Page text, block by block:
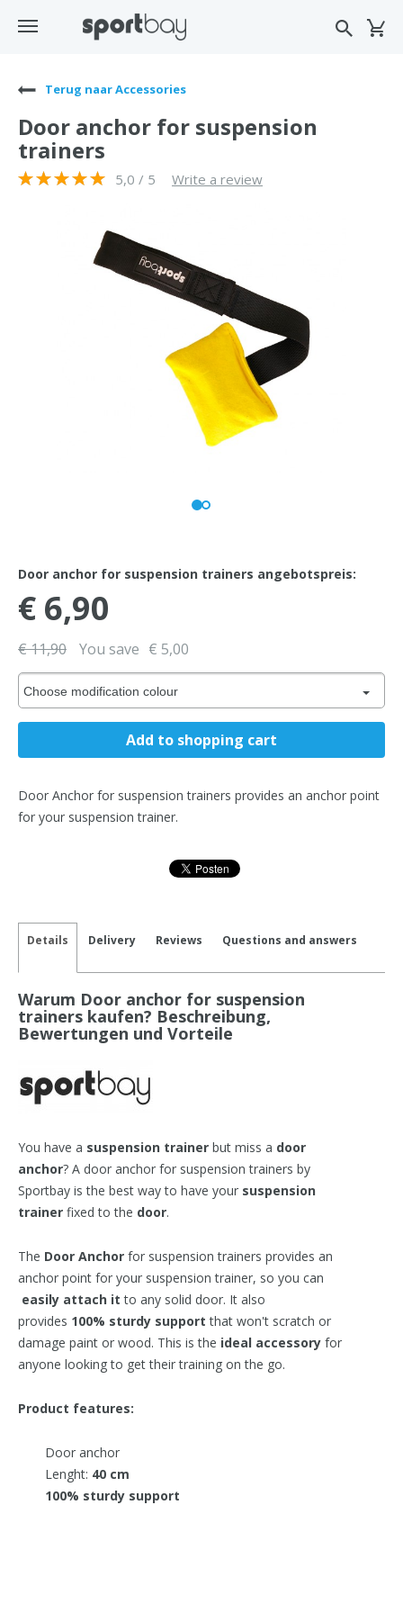
Terug naar Accessories
Door anchor for suspension
trainers
5,0 / 5 Write a review
Door anchor for suspension trainers angebotspreis:
€ 6,90
€ 11,90 You save € 5,00
Choose modification colour
Door Anchor for suspension trainers provides an anchor point
for your suspension trainer.
Details Delivery Reviews Questions and answers
Warum Door anchor for suspension
trainers kaufen? Beschreibung,
Bewertungen und Vorteile
You have a suspension trainer but miss a door
anchor? A door anchor for suspension trainers by
Sportbay is the best way to have your suspension
trainer fixed to the door.
The Door Anchor for suspension trainers provides an
anchor point for your suspension trainer, so you can
easily attach it to any solid door. It also
provides 100% sturdy supportthat won't scratch or
damage paint or wood. This is the ideal accessory for
anyone looking to get their training on the go.
Product features:
Door anchor
Lenght: 40 cm
100% sturdy support